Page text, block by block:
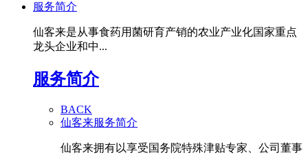
服务简介
仙客来是从事食药用菌研育产销的农业产业化国家重点
龙头企业和中...
服务简介
BACK
仙客来服务简介
仙客来拥有以享受国务院特殊津贴专家、公司董事